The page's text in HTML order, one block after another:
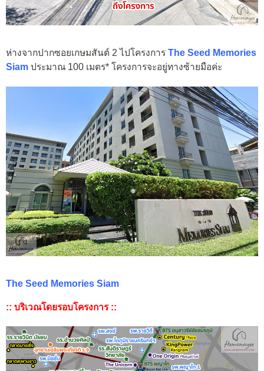
ห่างจากปากซอยเกษมสันต์ 2 ไปโครงการ The Seed Memories
Siam ประมาณ 100 เมตร* โครงการจะอยู่ทางซ้ายมือค่ะ
The Seed Memories Siam
:: บริเวณโดยรอบโครงการ ::